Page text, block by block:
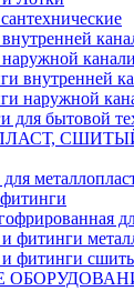
внутренней
наружной
для бытовой
фитинги
фитинги